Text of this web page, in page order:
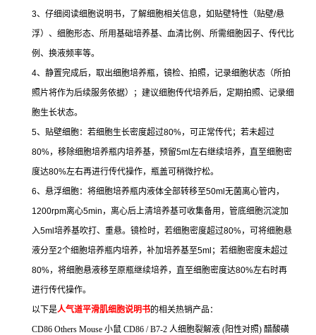
3、仔细阅读细胞说明书，了解细胞相关信息，如贴壁特性（贴壁/悬
浮）、细胞形态、所用基础培养基、血清比例、所需细胞因子、传代比
例、换液频率等。
4、静置完成后，取出细胞培养瓶，镜检、拍照，记录细胞状态（所拍
照片将作为后续服务依据）；建议细胞传代培养后，定期拍照、记录细
胞生长状态。
5、贴壁细胞：若细胞生长密度超过80%，可正常传代；若未超过
80%，移除细胞培养瓶内培养基，预留5ml左右继续培养，直至细胞密
度达80%左右再进行传代操作，瓶盖可稍微拧松。
6、悬浮细胞：将细胞培养瓶内液体全部转移至50ml无菌离心管内，
1200rpm离心5min ，离心后上清培养基可收集备用，管底细胞沉淀加
入5ml培养基吹打、重悬。镜检时，若细胞密度超过80%，可将细胞悬
液分至2个细胞培养瓶内培养，补加培养基至5ml ；若细胞密度未超过
80%，将细胞悬液移至原瓶继续培养，直至细胞密度达80%左右时再
进行传代操作。
以下是人气道平滑肌细胞说明书的相关热销产品：
CD86 Others Mouse 小鼠 CD86 / B7-2 人细胞裂解液 (阳性对照) 醋酸磺